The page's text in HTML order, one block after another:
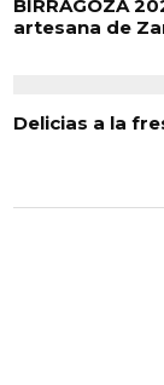
BIRRAGOZA
artesana de
Delicias a la